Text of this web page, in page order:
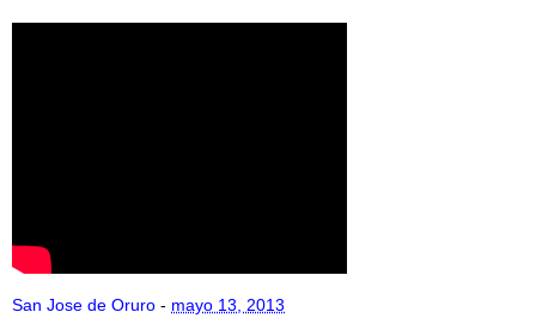
San Jose de Oruro - mayo 13, 2013